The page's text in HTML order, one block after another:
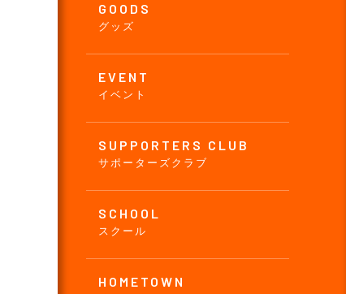
GOODS
グッズ
EVENT
イベント
SUPPORTERS CLUB
サポーターズクラブ
SCHOOL
スクール
HOMETOWN